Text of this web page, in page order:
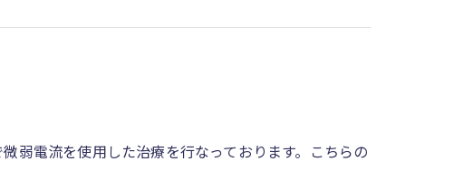
弱電流を使用した治療を行なっております。こちらの